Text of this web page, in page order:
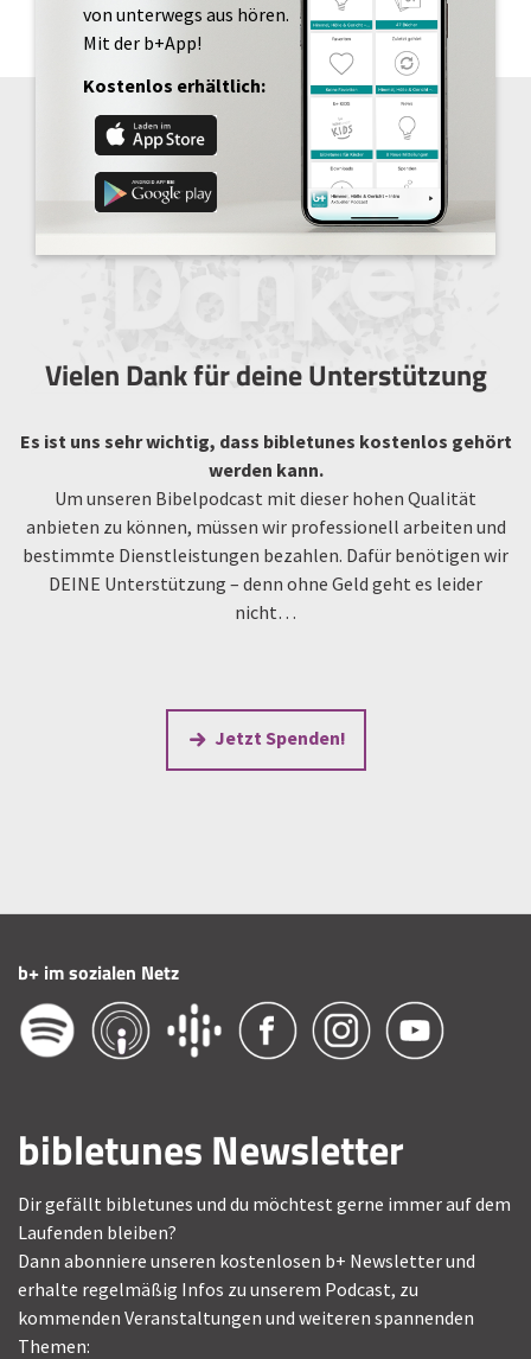
von unterwegs aus hören.
Mit der b+App!
Kostenlos erhältlich:
Vielen Dank für deine Unterstützung
Es ist uns sehr wichtig, dass bibletunes kostenlos gehört
werden kann.
Um unseren Bibelpodcast mit dieser hohen Qualität
anbieten zu können, müssen wir professionell arbeiten und
bestimmte Dienstleistungen bezahlen. Dafür benötigen wir
DEINE Unterstützung – denn ohne Geld geht es leider
nicht…
Jetzt Spenden!
b+ im sozialen Netz
bibletunes Newsletter
Dir gefällt bibletunes und du möchtest gerne immer auf dem
Laufenden bleiben?
Dann abonniere unseren kostenlosen b+ Newsletter und
erhalte regelmäßig Infos zu unserem Podcast, zu
kommenden Veranstaltungen und weiteren spannenden
Themen: